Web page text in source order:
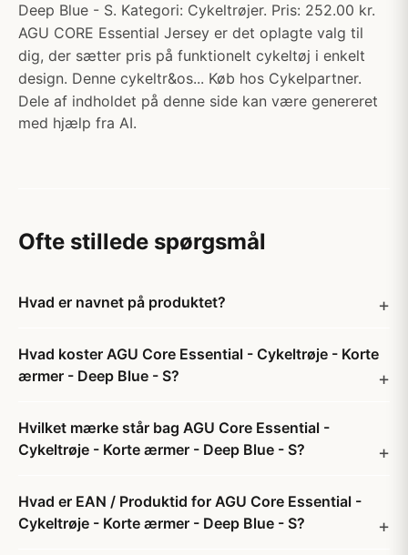
Deep Blue - S. Kategori: Cykeltrøjer. Pris: 252.00 kr.
AGU CORE Essential Jersey er det oplagte valg til
dig, der sætter pris på funktionelt cykeltøj i enkelt
design. Denne cykeltr&os... Køb hos Cykelpartner.
Dele af indholdet på denne side kan være genereret
med hjælp fra AI.
Ofte stillede spørgsmål
Hvad er navnet på produktet?
Hvad koster AGU Core Essential - Cykeltrøje - Korte
ærmer - Deep Blue - S?
Hvilket mærke står bag AGU Core Essential -
Cykeltrøje - Korte ærmer - Deep Blue - S?
Hvad er EAN / Produktid for AGU Core Essential -
Cykeltrøje - Korte ærmer - Deep Blue - S?